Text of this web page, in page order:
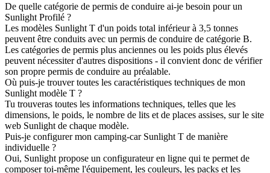
De quelle catégorie de permis de conduire ai-je besoin pour un
Sunlight Profilé ?
Les modèles Sunlight T d'un poids total inférieur à 3,5 tonnes
peuvent être conduits avec un permis de conduire de catégorie B.
Les catégories de permis plus anciennes ou les poids plus élevés
peuvent nécessiter d'autres dispositions - il convient donc de vérifier
son propre permis de conduire au préalable.
Où puis-je trouver toutes les caractéristiques techniques de mon
Sunlight modèle T ?
Tu trouveras toutes les informations techniques, telles que les
dimensions, le poids, le nombre de lits et de places assises, sur le site
web Sunlight de chaque modèle.
Puis-je configurer mon camping-car Sunlight T de manière
individuelle ?
Oui, Sunlight propose un configurateur en ligne qui te permet de
composer toi-même l'équipement, les couleurs, les packs et les